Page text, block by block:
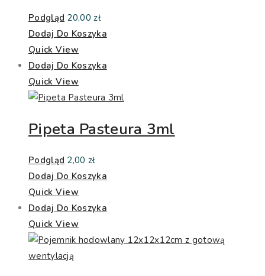
Podgląd 20,00zł
Dodaj Do Koszyka
Quick View
Dodaj Do Koszyka
Quick View
Pipeta Pasteura 3ml
Podgląd 2,00 zł
Dodaj Do Koszyka
Quick View
Dodaj Do Koszyka
Quick View